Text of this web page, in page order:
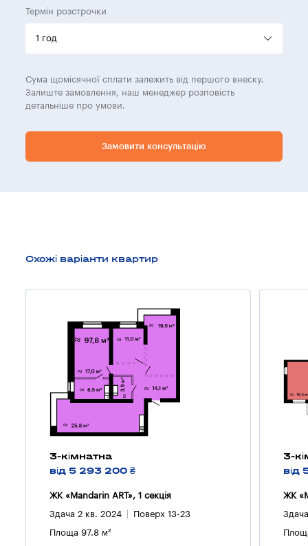
Термін розстрочки
Сума щомісячної сплати залежить від першого внеску.
Залиште замовлення, наш менеджер розповість
детальніше про умови.
Замовити консультацію
Схожі варіанти квартир
3-кімнатна
від 5 293 200 ₴
ЖК «Mandarin ART», 1 секцiя
Здача 2 кв. 2024 Поверх 13-23
Площа 97.8 м²
3-
від
ЖК